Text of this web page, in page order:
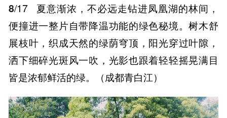
8/17
夏意渐浓，不必远走钻进凤凰湖的林间，
便撞进一整片自带降温功能的绿色秘境。树木舒
展枝叶，织成天然的绿荫穹顶，阳光穿过叶隙，
洒下细碎光斑风一吹，光影也跟着轻轻摇晃满目
皆是浓郁鲜活的绿。（成都青白江）